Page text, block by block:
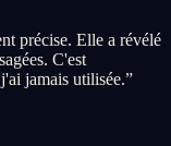
précise. Elle a révélé
C'est
jamais utilisée.”